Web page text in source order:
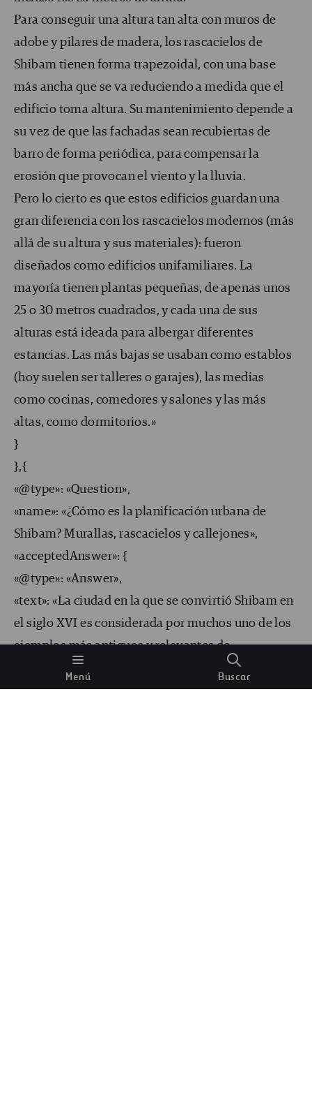
Menú Buscar
Para conseguir una altura tan alta con muros de
adobe y pilares de madera, los rascacielos de
Shibam tienen forma trapezoidal, con una base
más ancha que se va reduciendo a medida que el
edificio toma altura. Su mantenimiento depende a
su vez de que las fachadas sean recubiertas de
barro de forma periódica, para compensar la
erosión que provocan el viento y la lluvia.
Pero lo cierto es que estos edificios guardan una
gran diferencia con los rascacielos modernos (más
allá de su altura y sus materiales): fueron
diseñados como edificios unifamiliares. La
mayoría tienen plantas pequeñas, de apenas unos
25 o 30 metros cuadrados, y cada una de sus
alturas está ideada para albergar diferentes
estancias. Las más bajas se usaban como establos
(hoy suelen ser talleres o garajes), las medias
como cocinas, comedores y salones y las más
altas, como dormitorios.»
}
},{
«@type»: «Question»,
«name»: «¿Cómo es la planificación urbana de
Shibam? Murallas, rascacielos y callejones»,
«acceptedAnswer»: {
«@type»: «Answer»,
«text»: «La ciudad en la que se convirtió Shibam en
el siglo XVI es considerada por muchos uno de los
ejemplos más antiguos y relevantes de
planificación urbana basada en el principio de
construcción vertical. La urbe se diseñó a partir de